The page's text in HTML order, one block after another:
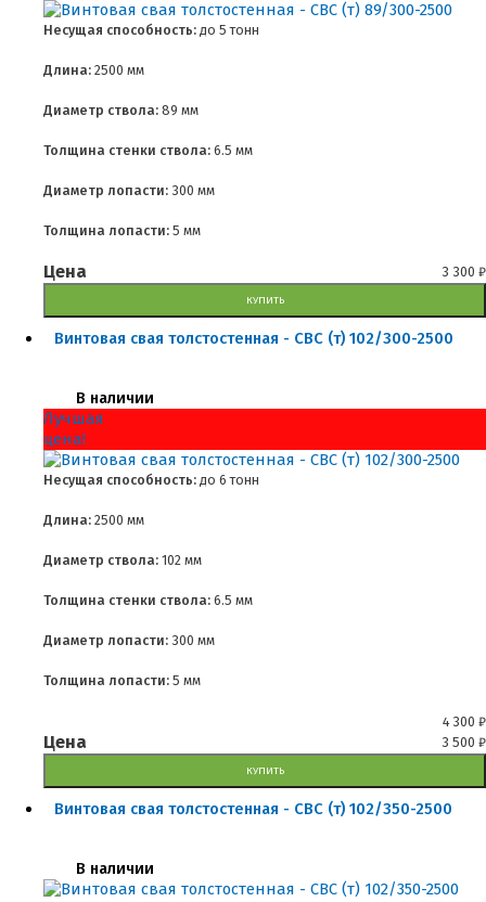
Несущая способность: до 5 тонн
Длина: 2500 мм
Диаметр ствола: 89 мм
Толщина стенки ствола: 6.5 мм
Диаметр лопасти: 300 мм
Толщина лопасти: 5 мм
Цена 3 300 ₽
КУПИТЬ
Винтовая свая толстостенная - СВС (т) 102/300-2500
В наличии
Лучшая
цена!
Несущая способность: до 6 тонн
Длина: 2500 мм
Диаметр ствола: 102 мм
Толщина стенки ствола: 6.5 мм
Диаметр лопасти: 300 мм
Толщина лопасти: 5 мм
4 300 ₽
Цена 3 500 ₽
КУПИТЬ
Винтовая свая толстостенная - СВС (т) 102/350-2500
В наличии